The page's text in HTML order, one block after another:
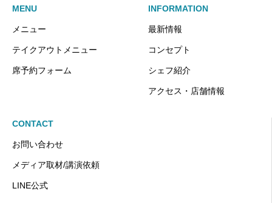
MENU
メニュー
テイクアウトメニュー
席予約フォーム
INFORMATION
最新情報
コンセプト
シェフ紹介
アクセス・店舗情報
CONTACT
お問い合わせ
メディア取材/講演依頼
LINE公式